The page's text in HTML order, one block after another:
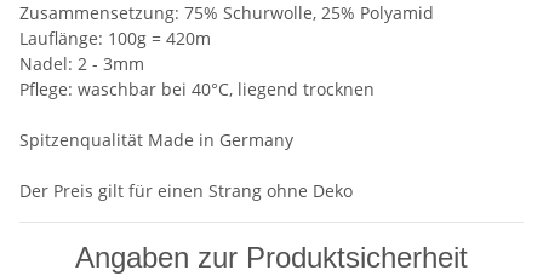
Zusammensetzung: 75% Schurwolle, 25% Polyamid
Lauflänge: 100g = 420m
Nadel: 2 - 3mm
Pflege: waschbar bei 40°C, liegend trocknen
Spitzenqualität Made in Germany
Der Preis gilt für einen Strang ohne Deko
Angaben zur Produktsicherheit